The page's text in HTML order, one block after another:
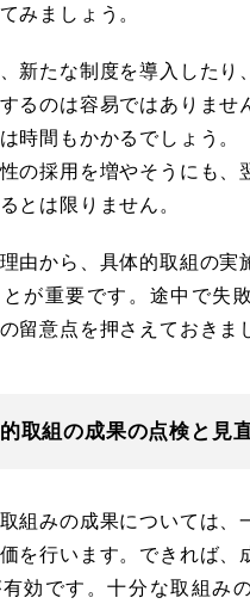
みましょう。
新たな制度を導入したり
るのは容易ではありませ
時間もかかるでしょう。
の採用を増やそうにも、
とは限りません。
由から、具体的取組の実
が重要です。途中で失
留意点を押さえておきま
取組の成果の点検と見
組みの成果については、
を行います。できれば、
効です。十分な取組み